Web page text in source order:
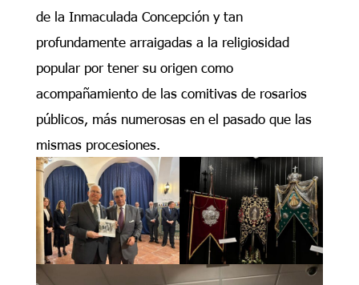
de la Inmaculada Concepción y tan
profundamente arraigadas a la religiosidad
popular por tener su origen como
acompañamiento de las comitivas de rosarios
públicos, más numerosas en el pasado que las
mismas procesiones.